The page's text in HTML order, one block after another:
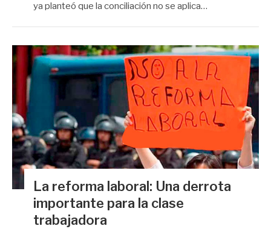
ya planteó que la conciliación no se aplica…
La reforma laboral: Una derrota
importante para la clase
trabajadora